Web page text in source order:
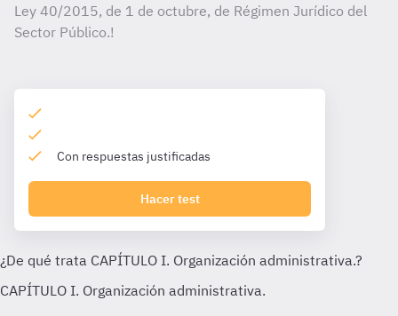
Ley 40/2015, de 1 de octubre, de Régimen Jurídico del
Sector Público.!
Con respuestas justificadas
Hacer test